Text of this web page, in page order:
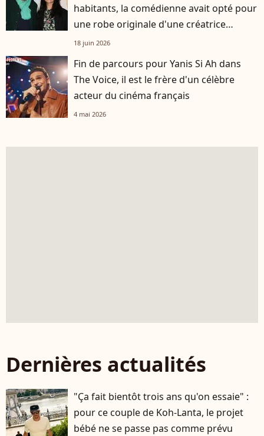
habitants, la comédienne avait opté pour
une robe originale d'une créatrice
française
18 juin 2026
Fin de parcours pour Yanis Si Ah dans
The Voice, il est le frère d'un célèbre
acteur du cinéma français
4 mai 2026
Dernières actualités
"Ça fait bientôt trois ans qu'on essaie" :
pour ce couple de Koh-Lanta, le projet
bébé ne se passe pas comme prévu